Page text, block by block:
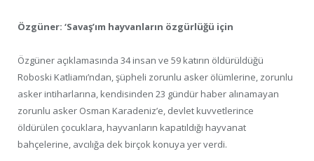
Özgüner: ‘Savaş’ım hayvanların özgürlüğü için
Özgüner açıklamasında 34 insan ve 59 katırın öldürüldüğü
Roboski Katliamı’ndan, şüpheli zorunlu asker ölümlerine, zorunlu
asker intiharlarına, kendisinden 23 gündür haber alınamayan
zorunlu asker Osman Karadeniz’e, devlet kuvvetlerince
öldürülen çocuklara, hayvanların kapatıldığı hayvanat
bahçelerine, avcılığa dek birçok konuya yer verdi.